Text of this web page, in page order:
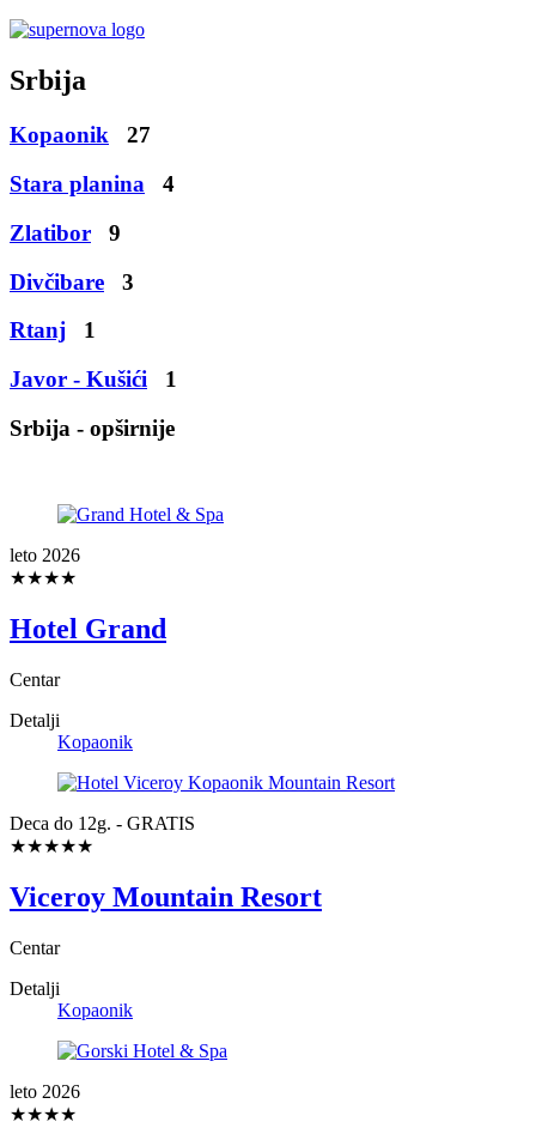
Srbija
Kopaonik
27
Stara planina
4
Zlatibor
9
Divčibare
3
Rtanj
1
Javor - Kušići
1
Srbija - opširnije
leto 2026
★★★★
Hotel Grand
Centar
Detalji
Kopaonik
Deca do 12g. - GRATIS
★★★★★
Viceroy Mountain Resort
Centar
Detalji
Kopaonik
leto 2026
★★★★